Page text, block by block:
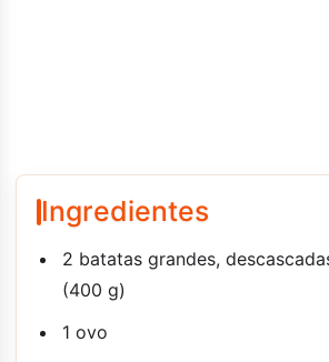
Ingredientes
2 batatas grandes,
(400 g)
1 ovo